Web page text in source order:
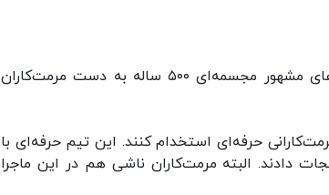
نام اسپانیا در مرمت‌های غیرحرفه‌ای پرآوازه است. در یکی از نمونه‌های مشهور مجسمه‌ای ۵۰۰ ساله به دست مرمت‌کاران
حرفه‌ای استخدام کنند. این تیم حرفه‌ای با
نجات دادند. البته مرمت‌کاران ناشی هم در این ماجرا